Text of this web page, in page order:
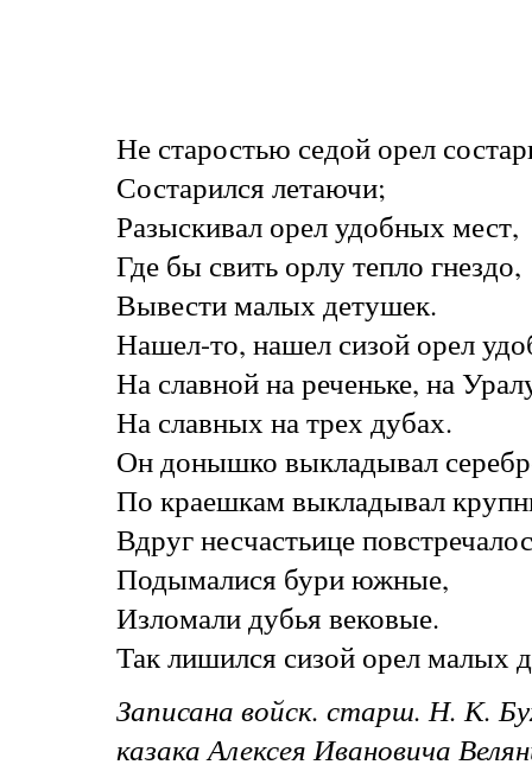
Не старостью седой орел
Состарился летаючи;
Разыскивал орел удобных мест,
Где бы свить орлу тепло гнездо,
Вывести малых детушек.
Нашел-то, нашел сизой орел
На славной на реченьке, на
На славных на трех дубах.
Он донышко выкладывал
По краешкам выкладывал
Вдруг несчастьице
Подымалися бури южные,
Изломали дубья вековые.
Так лишился сизой орел малых
Записана войск. старш. Н. К.
казака Алексея Ивановича